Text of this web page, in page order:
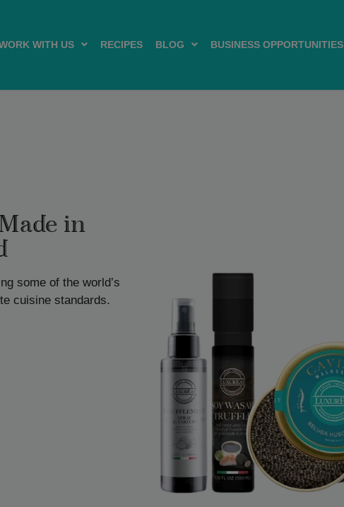
WITH US RECIPES BLOG BUSINESS OPPORTUNITIES
in
some of the world’s
cuisine standards.